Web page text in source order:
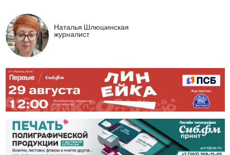
Наталья Шлюшинская
журналист